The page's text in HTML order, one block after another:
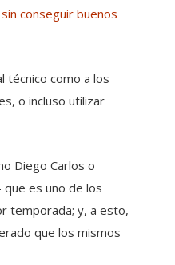
conseguir buenos
técnico como a los
o incluso utilizar
Diego Carlos o
que es uno de los
temporada; y, a esto,
que los mismos